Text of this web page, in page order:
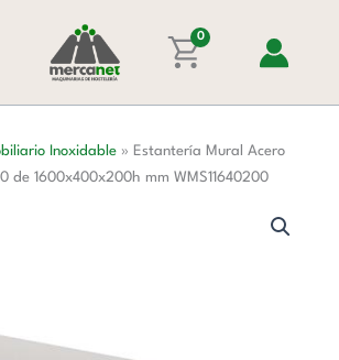
0
Inoxidable » Estantería Mural Acero
de 1600x400x200h mm WMS11640200